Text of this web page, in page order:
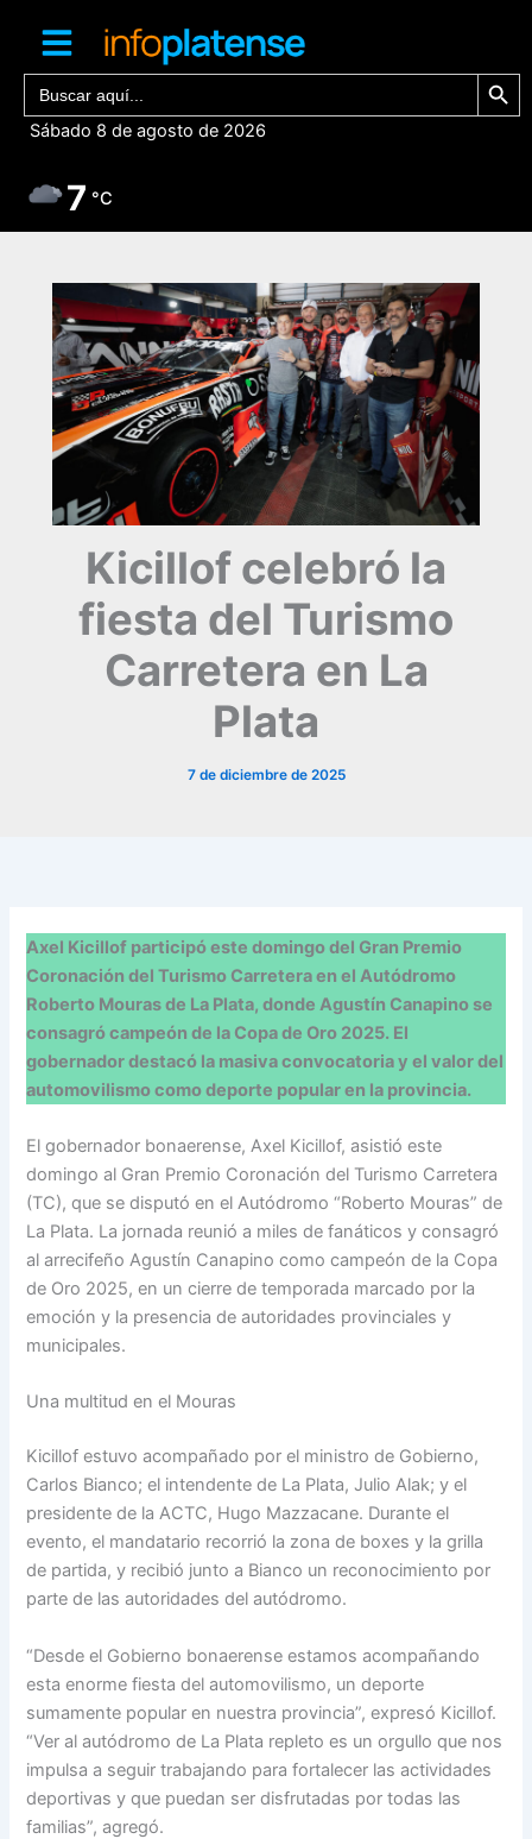
contenido
Buscar: Botón de
Sábado 8 de agosto de 2026
7 °C
Kicillof celebró la
fiesta del Turismo
Carretera en La
Plata
7 de diciembre de 2025
Axel Kicillof participó este domingo del Gran Premio
Coronación del Turismo Carretera en el Autódromo
Roberto Mouras de La Plata, donde Agustín Canapino se
consagró campeón de la Copa de Oro 2025. El
gobernador destacó la masiva convocatoria y el valor del
automovilismo como deporte popular en la provincia.
El gobernador bonaerense, Axel Kicillof, asistió este
domingo al Gran Premio Coronación del Turismo Carretera
(TC), que se disputó en el Autódromo “Roberto Mouras” de
La Plata. La jornada reunió a miles de fanáticos y consagró
al arrecifeño Agustín Canapino como campeón de la Copa
de Oro 2025, en un cierre de temporada marcado por la
emoción y la presencia de autoridades provinciales y
municipales.
Una multitud en el Mouras
Kicillof estuvo acompañado por el ministro de Gobierno,
Carlos Bianco; el intendente de La Plata, Julio Alak; y el
presidente de la ACTC, Hugo Mazzacane. Durante el
evento, el mandatario recorrió la zona de boxes y la grilla
de partida, y recibió junto a Bianco un reconocimiento por
parte de las autoridades del autódromo.
“Desde el Gobierno bonaerense estamos acompañando
esta enorme fiesta del automovilismo, un deporte
sumamente popular en nuestra provincia”, expresó Kicillof.
“Ver al autódromo de La Plata repleto es un orgullo que nos
impulsa a seguir trabajando para fortalecer las actividades
deportivas y que puedan ser disfrutadas por todas las
familias”, agregó.